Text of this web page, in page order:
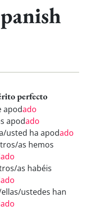
perfecto
apodado
apodado
usted ha apodado
as hemos
ado
as habéis
ado
ustedes han
ado